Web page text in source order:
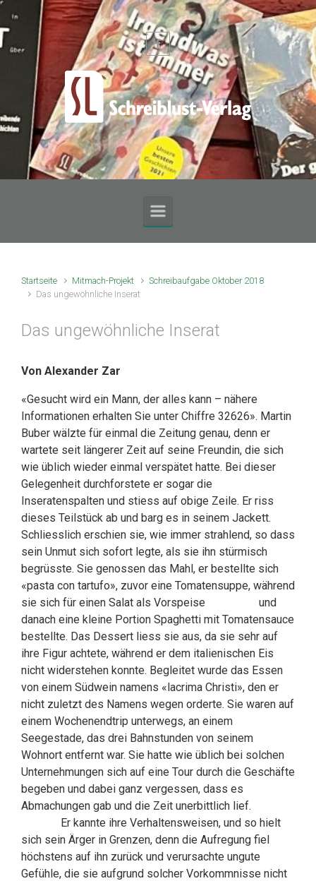
Zum Hauptinhalt springen
Startseite Mitmach-Projekt
Schreibaufgabe Oktober 2018
Das ungewöhnliche Inserat
Das ungewöhnliche Inserat
Von Alexander Zar
«Gesucht wird ein Mann, der alles kann – nähere
Informationen erhalten Sie unter Chiffre 32626». Martin
Buber wälzte für einmal die Zeitung genau, denn er
wartete seit längerer Zeit auf seine Freundin, die sich
wie üblich wieder einmal verspätet hatte. Bei dieser
Gelegenheit durchforstete er sogar die
Inseratenspalten und stiess auf obige Zeile. Er riss
dieses Teilstück ab und barg es in seinem Jackett.
Schliesslich erschien sie, wie immer strahlend, so dass
sein Unmut sich sofort legte, als sie ihn stürmisch
begrüsste. Sie genossen das Mahl, er bestellte sich
«pasta con tartufo», zuvor eine Tomatensuppe, während
sie sich für einen Salat als Vorspeise und
danach eine kleine Portion Spaghetti mit Tomatensauce
bestellte. Das Dessert liess sie aus, da sie sehr auf
ihre Figur achtete, während er dem italienischen Eis
nicht widerstehen konnte. Begleitet wurde das Essen
von einem Südwein namens «lacrima Christi», den er
nicht zuletzt des Namens wegen orderte. Sie waren auf
einem Wochenendtrip unterwegs, an einem
Seegestade, das drei Bahnstunden von seinem
Wohnort entfernt war. Sie hatte wie üblich bei solchen
Unternehmungen sich auf eine Tour durch die Geschäfte
begeben und dabei ganz vergessen, dass es
Abmachungen gab und die Zeit unerbittlich lief.
Er kannte ihre Verhaltensweisen, und so hielt
sich sein Ärger in Grenzen, denn die Aufregung fiel
höchstens auf ihn zurück und verursachte ungute
Gefühle, die sie aufgrund solcher Vorkommnisse nicht